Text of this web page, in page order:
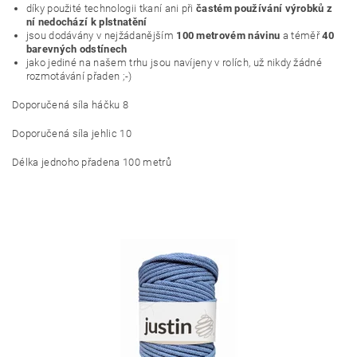
díky použité technologii tkaní ani přičastém používání výrobků z
ní nedochází k plstnatění
jsou dodávány v nejžádanějším 100 metrovém návinu a téměř40
barevných odstínech
jako jediné na našem trhu jsou navíjeny v rolích, už nikdy žádné
rozmotávání přaden ;-)
Doporučená síla háčku 8
Doporučená síla jehlic 10
Délka jednoho přadena 100 metrů